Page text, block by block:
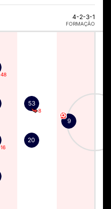
4-2-3-1
FORMAÇÃO
16
48
20
53
8
9